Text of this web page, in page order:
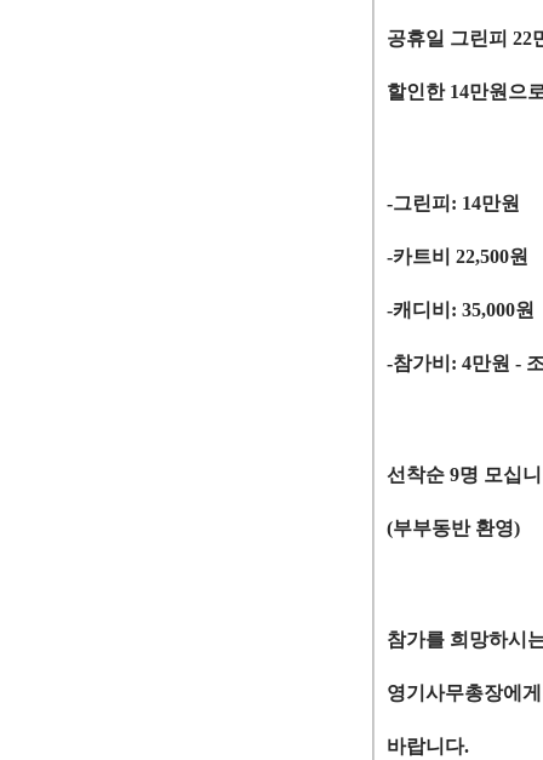
공휴일 그린피 22
할인한 14만원으
-그린피 : 14만원
-카트비 22,500원
-캐디비 : 35,000원
-참가비 : 4만원 -
선착순 9명 모십
(부부동반 환영)
참가를 희망하시
영기사무총장에
바랍니다.